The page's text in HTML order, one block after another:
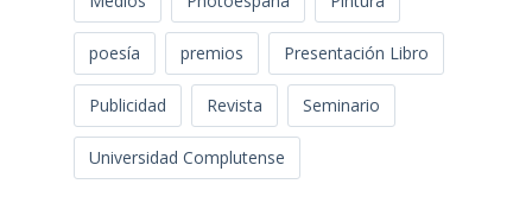
poesía premios Presentación Libro
Publicidad Revista Seminario
Universidad Complutense